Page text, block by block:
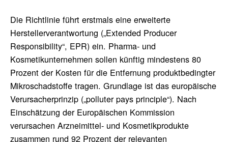
Die Richtlinie führt erstmals eine erweiterte
Herstellerverantwortung („Extended Producer
Responsibility“, EPR) ein. Pharma- und
Kosmetikunternehmen sollen künftig mindestens 80
Prozent der Kosten für die Entfernung produktbedingter
Mikroschadstoffe tragen. Grundlage ist das europäische
Verursacherprinzip („polluter pays principle“). Nach
Einschätzung der Europäischen Kommission
verursachen Arzneimittel- und Kosmetikprodukte
zusammen rund 92 Prozent der relevanten